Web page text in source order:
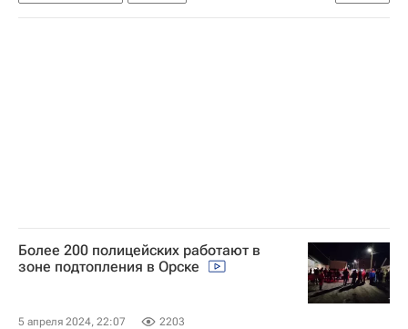
Сборная России по самбо
Более 200 полицейских работают в
зоне подтопления в Орске
5 апреля 2024, 22:07 2203